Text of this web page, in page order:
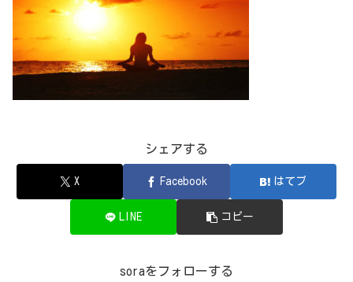
シェアする
X Facebook はてブ
LINE コピー
soraをフォローする